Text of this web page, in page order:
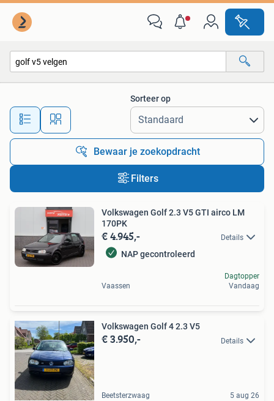
Alle afstanden…
Sorteer op
Bewaar je zoekopdracht
Filters
Volkswagen Golf 2.3 V5 GTI airco LM
170PK
€ 4.945,- Details
NAP gecontroleerd
Vaassen
Dagtopper
Vandaag
Volkswagen Golf 4 2.3 V5
€ 3.950,- Details
Beetsterzwaag 5 aug 26